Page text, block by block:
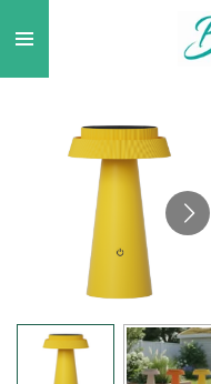
direct
naar
hoofdinhoud